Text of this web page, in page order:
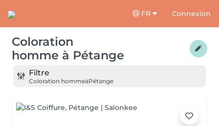
FR Connexion
Coloration
homme à Pétange
Filtre
Coloration hommeàPétange